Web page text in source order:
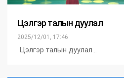
Цэлгэр талын дуулал
2025/12/01, 17:46
Цэлгэр талын дуулал…